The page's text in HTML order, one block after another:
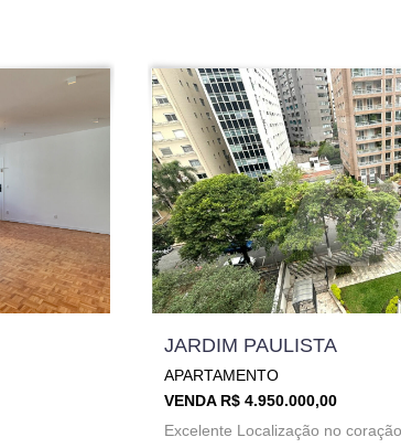
JARDIM PAULISTA
APARTAMENTO
VENDA R$ 4.950.000,00
Excelente Localização no